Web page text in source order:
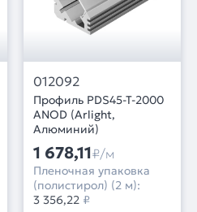
012092
Профиль PDS45-T-2000
ANOD (Arlight,
Алюминий)
1 678,11₽/м
Пленочная упаковка
(полистирол) (2 м):
3 356,22 ₽